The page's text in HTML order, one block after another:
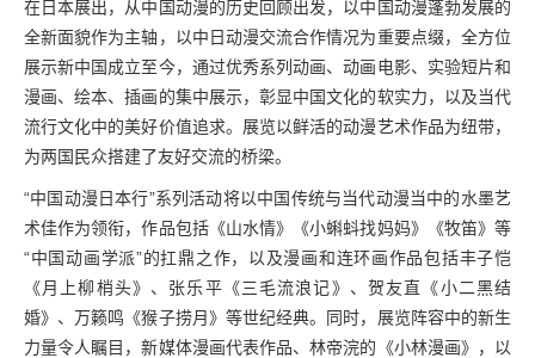
在日本展出，从中国动漫的历史回顾出发，以中国动漫蓬勃发展的
全新面貌作为主轴，以中日动漫交流合作情况为重要点缀，全方位
展示新中国成立至今，通过优秀系列动画、动画电影、实验短片和
漫画、绘本、插画的集中展示，彰显中国文化的软实力，以及当代
流行文化中的美好价值追求。展览以鲜活的动漫艺术作品为纽带，
为两国民众搭建了友好交流的桥梁。
“中国动漫日本行”系列活动将以中国传统与当代动漫当中的水墨艺
术佳作为领衔，作品包括《山水情》《小蝌蚪找妈妈》《牧笛》等
“中国动画学派”的扛鼎之作，以及漫画和连环画作品包括丰子恺
《月上柳梢头》、张乐平《三毛流浪记》、贺友直《小二黑结
婚》、万籁鸣《猴子捞月》等世纪经典。同时，展览阵容中的新生
力量令人瞩目，新媒体漫画代表作品、林帝浣的《小林漫画》，以